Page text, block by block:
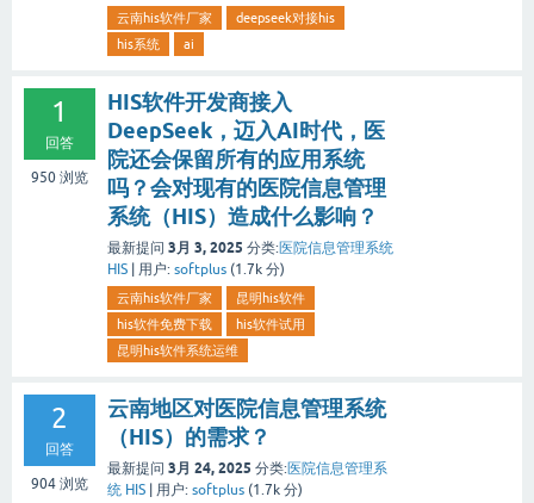
云南his软件厂家
deepseek对接his
his系统
ai
1
回答
950 浏览
HIS软件开发商接入
DeepSeek，迈入AI时代，医
院还会保留所有的应用系统
吗？会对现有的医院信息管理
系统（HIS）造成什么影响？
最新提问 3月 3, 2025 分类:医院信息管理系统
HIS
用户: softplus (1.7k 分)
云南his软件厂家
昆明his软件
his软件免费下载
his软件试用
昆明his软件系统运维
2
回答
904 浏览
云南地区对医院信息管理系统
（HIS）的需求？
最新提问 3月 24, 2025 分类:医院信息管理系
统 HIS
用户: softplus (1.7k 分)